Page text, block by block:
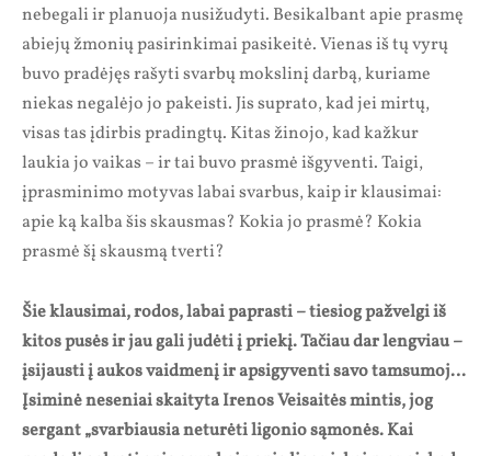
nebegali ir planuoja nusižudyti. Besikalbant apie prasmę
abiejų žmonių pasirinkimai pasikeitė. Vienas iš tų vyrų
buvo pradėjęs rašyti svarbų mokslinį darbą, kuriame
niekas negalėjo jo pakeisti. Jis suprato, kad jei mirtų,
visas tas įdirbis pradingtų. Kitas žinojo, kad kažkur
laukia jo vaikas – ir tai buvo prasmė išgyventi. Taigi,
įprasminimo motyvas labai svarbus, kaip ir klausimai:
apie ką kalba šis skausmas? Kokia jo prasmė? Kokia
prasmė šį skausmą tverti?
Šie klausimai, rodos, labai paprasti – tiesiog pažvelgi iš
kitos pusės ir jau gali judėti į priekį. Tačiau dar lengviau –
įsijausti į aukos vaidmenį ir apsigyventi savo tamsumoj…
Įsiminė neseniai skaityta Irenos Veisaitės mintis, jog
sergant „svarbiausia neturėti ligonio sąmonės. Kai